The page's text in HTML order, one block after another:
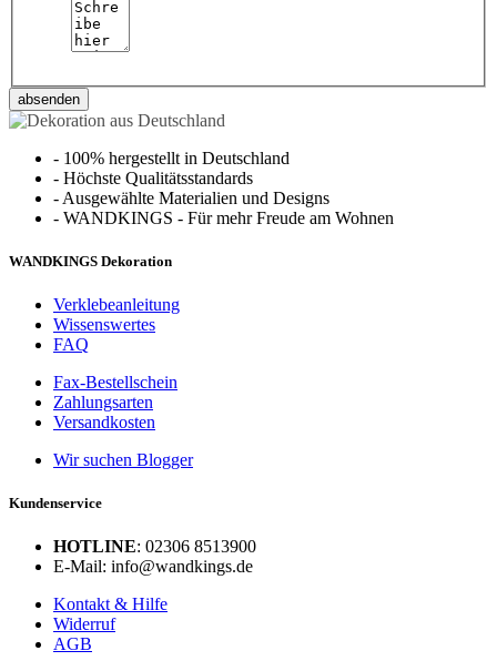
absenden
- 100% hergestellt in Deutschland
- Höchste Qualitätsstandards
- Ausgewählte Materialien und Designs
- WANDKINGS - Für mehr Freude am Wohnen
WANDKINGS Dekoration
Verklebeanleitung
Wissenswertes
FAQ
Fax-Bestellschein
Zahlungsarten
Versandkosten
Wir suchen Blogger
Kundenservice
HOTLINE: 02306 8513900
E-Mail: info@wandkings.de
Kontakt & Hilfe
Widerruf
AGB